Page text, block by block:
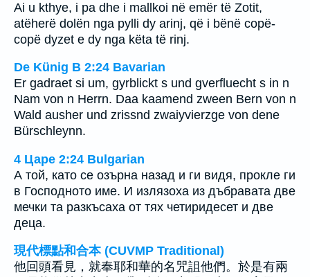
Ai u kthye, i pa dhe i mallkoi në emër të Zotit,
atëherë dolën nga pylli dy arinj, që i bënë copë-
copë dyzet e dy nga këta të rinj.
De Künig B 2:24 Bavarian
Er gadraet si um, gyrblickt s und gverfluecht s in n
Nam von n Herrn. Daa kaamend zween Bern von n
Wald ausher und zrissnd zwaiyvierzge von dene
Bürschleynn.
4 Царе 2:24 Bulgarian
А той, като се озърна назад и ги видя, прокле ги
в Господното име. И излязоха из дъбравата две
мечки та разкъсаха от тях четиридесет и две
деца.
現代標點和合本 (CUVMP Traditional)
他回頭看見，就奉耶和華的名咒詛他們。於是有兩